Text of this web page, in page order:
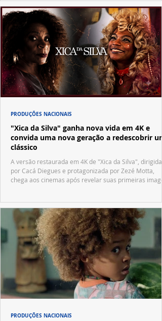
"Xica da Silva" ganha nova vida em 4K e
convida uma nova geração a redescobrir um
clássico
A versão restaurada em 4K de "Xica da Silva", dirigida
por Cacá Diegues e protagonizada por Zezé Motta,
chega aos cinemas após revelar suas primeiras
PRODUÇÕES NACIONAIS
PRODUÇÕES NACIONAIS